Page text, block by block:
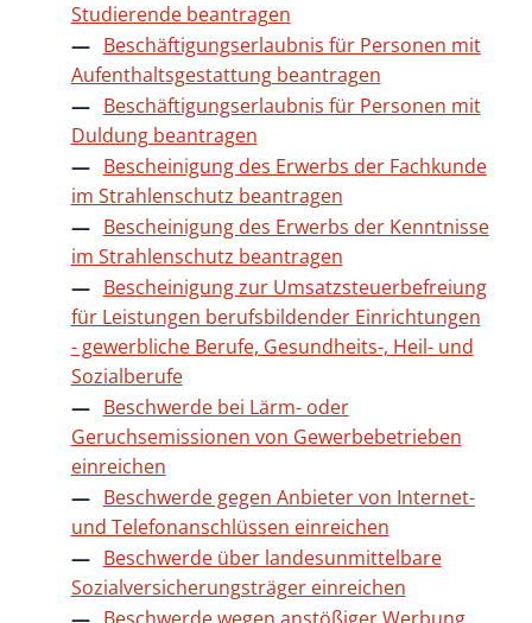
Studierende beantragen
Beschäftigungserlaubnis für Personen mit
Aufenthaltsgestattung beantragen
Beschäftigungserlaubnis für Personen mit
Duldung beantragen
Bescheinigung des Erwerbs der Fachkunde
im Strahlenschutz beantragen
Bescheinigung des Erwerbs der Kenntnisse
im Strahlenschutz beantragen
Bescheinigung zur Umsatzsteuerbefreiung
für Leistungen berufsbildender Einrichtungen
- gewerbliche Berufe, Gesundheits-, Heil- und
Sozialberufe
Beschwerde bei Lärm- oder
Geruchsemissionen von Gewerbebetrieben
einreichen
Beschwerde gegen Anbieter von Internet-
und Telefonanschlüssen einreichen
Beschwerde über landesunmittelbare
Sozialversicherungsträger einreichen